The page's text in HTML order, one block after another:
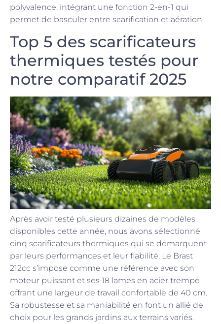
polyvalence, intégrant une fonction 2-en-1 qui
permet de basculer entre scarification et aération.
Top 5 des scarificateurs
thermiques testés pour
notre comparatif 2025
Après avoir testé plusieurs dizaines de modèles
disponibles cette année, nous avons sélectionné
cinq scarificateurs thermiques qui se démarquent
par leurs performances et leur fiabilité. Le Brast
212cc s’impose comme une référence avec son
moteur puissant et ses 18 lames en acier trempé
offrant une largeur de travail confortable de 40 cm.
Sa robustesse et sa maniabilité en font un allié de
choix pour les grands jardins aux terrains variés.